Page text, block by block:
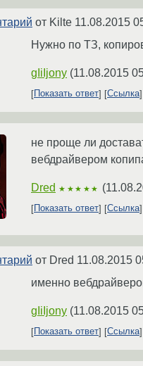
от Kilte 11.08.2015
Нужно по ТЗ,
gIiIjony (11.08.2015
Показать ответ
Ссылка
не проще ли
вебдрайвером
Dred ★★★★★ (
Показать ответ Ссылка
от Dred 11.08.2015
именно
gIiIjony (11.08.2015
Показать ответ
Ссылка